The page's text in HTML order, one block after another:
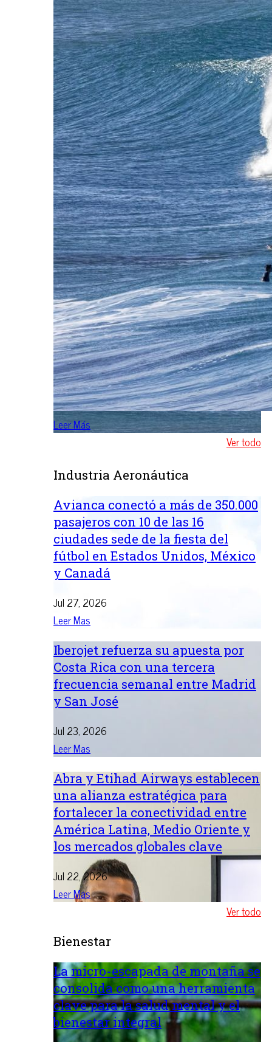
Leer Más
Ver todo
Industria Aeronáutica
Avianca conectó a más de 350.000
pasajeros con 10 de las 16
ciudades sede de la fiesta del
fútbol en Estados Unidos, México
y Canadá
Jul 27, 2026
Leer Mas
Iberojet refuerza su apuesta por
Costa Rica con una tercera
frecuencia semanal entre Madrid
y San José
Jul 23, 2026
Leer Mas
Abra y Etihad Airways establecen
una alianza estratégica para
fortalecer la conectividad entre
América Latina, Medio Oriente y
los mercados globales clave
Jul 22, 2026
Leer Mas
Ver todo
Bienestar
La micro-escapada de montaña se
consolida como una herramienta
clave para la salud mental y el
bienestar integral